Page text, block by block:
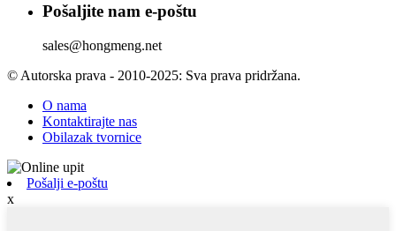
Pošaljite nam e-poštu
sales@hongmeng.net
© Autorska prava - 2010-2025: Sva prava pridržana.
O nama
Kontaktirajte nas
Obilazak tvornice
Pošalji e-poštu
x